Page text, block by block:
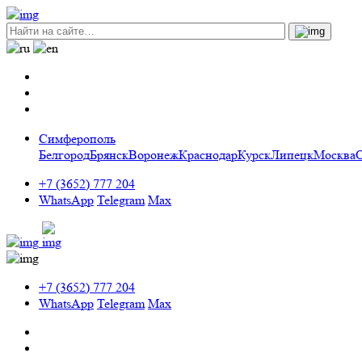
Симферополь
БелгородБрянскВоронежКраснодарКурскЛипецкМосква
+7 (3652) 777 204
WhatsApp Telegram Max
+7 (3652) 777 204
WhatsApp Telegram Max